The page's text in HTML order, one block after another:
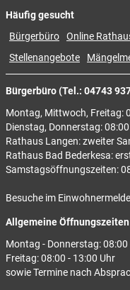
Bürgerbüro (Tel.: 04743
Montag, Mittwoch, Freitag:
Dienstag, Donnerstag:
Rathaus Langen: zweiter
Rathaus Bad Bederkesa:
Samstagsöffnungszeiten:
Besuche im
Allgemeine
Montag - Donnerstag: 08:00
Freitag: 08:00 - 13:00 Uhr
sowie Termine nach
Häufig gesucht
Bürgerbüro Online
Stellenangebote